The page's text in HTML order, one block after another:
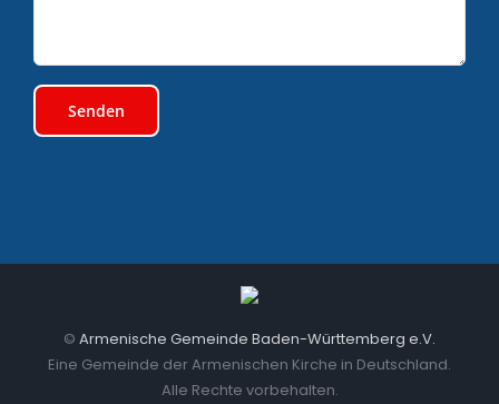
© Armenische Gemeinde Baden-Württemberg e.V.
Eine Gemeinde der Armenischen Kirche in Deutschland.
Alle Rechte vorbehalten.